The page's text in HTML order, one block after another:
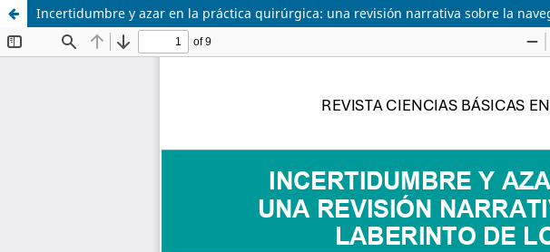
Incertidumbre y azar en la práctica quirúrgica: una revisión narrativa sobre la